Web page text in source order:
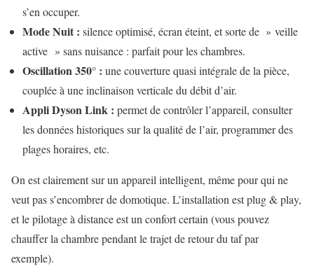
s’en occuper.
Mode Nuit : silence optimisé, écran éteint, et sorte de » veille
active » sans nuisance : parfait pour les chambres.
Oscillation 350° : une couverture quasi intégrale de la pièce,
couplée à une inclinaison verticale du débit d’air.
Appli Dyson Link : permet de contrôler l’appareil, consulter
les données historiques sur la qualité de l’air, programmer des
plages horaires, etc.
On est clairement sur un appareil intelligent, même pour qui ne
veut pas s’encombrer de domotique. L’installation est plug & play,
et le pilotage à distance est un confort certain (vous pouvez
chauffer la chambre pendant le trajet de retour du taf par
exemple).